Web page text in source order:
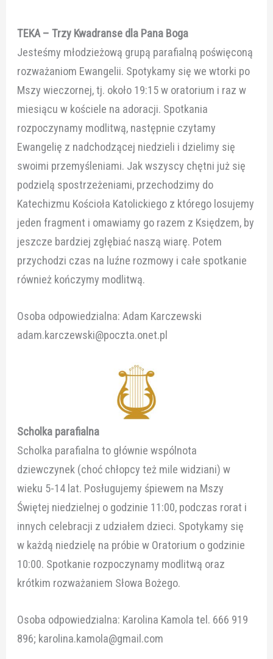
TEKA – Trzy Kwadranse dla Pana Boga
Jesteśmy młodzieżową grupą parafialną poświęconą
rozważaniom Ewangelii. Spotykamy się we wtorki po
Mszy wieczornej, tj. około 19:15 w oratorium i raz w
miesiącu w kościele na adoracji. Spotkania
rozpoczynamy modlitwą, następnie czytamy
Ewangelię z nadchodzącej niedzieli i dzielimy się
swoimi przemyśleniami. Jak wszyscy chętni już się
podzielą spostrzeżeniami, przechodzimy do
Katechizmu Kościoła Katolickiego z którego losujemy
jeden fragment i omawiamy go razem z Księdzem, by
jeszcze bardziej zgłębiać naszą wiarę. Potem
przychodzi czas na luźne rozmowy i całe spotkanie
również kończymy modlitwą.
Osoba odpowiedzialna: Adam Karczewski
adam.karczewski@poczta.onet.pl
Scholka parafialna
Scholka parafialna to głównie wspólnota
dziewczynek (choć chłopcy też mile widziani) w
wieku 5-14 lat. Posługujemy śpiewem na Mszy
Świętej niedzielnej o godzinie 11:00, podczas rorat i
innych celebracji z udziałem dzieci. Spotykamy się
w każdą niedzielę na próbie w Oratorium o godzinie
10:00. Spotkanie rozpoczynamy modlitwą oraz
krótkim rozważaniem Słowa Bożego.
Osoba odpowiedzialna: Karolina Kamola tel. 666 919
896; karolina.kamola@gmail.com